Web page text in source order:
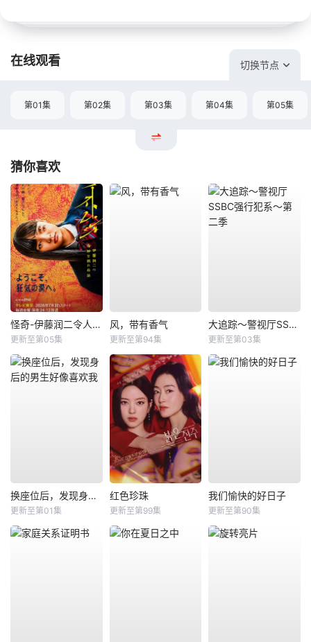
在线观看 切换节点
第01集 第02集 第03集 第04集 第05集
猜你喜欢
怪奇-伊藤润二令人彻夜难眠的奇异故事－
更新至第05集
风，带有香气
更新至第94集
大追踪〜警视厅SSBC强行犯系〜第二季
更新至第03集
换座位后，发现身后的男生好像喜欢我
更新至第01集
红色珍珠
更新至第99集
我们愉快的好日子
更新至第90集